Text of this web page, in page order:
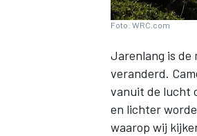
WEC
Foto: WRC.com
Jarenlang is de
veranderd.
vanuit de lucht
en lichter
waarop wij